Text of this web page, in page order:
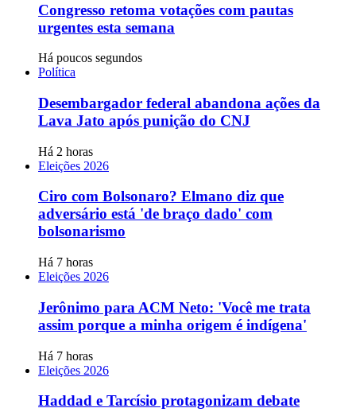
Congresso retoma votações com pautas
urgentes esta semana
Há poucos segundos
Política
Desembargador federal abandona ações da
Lava Jato após punição do CNJ
Há 2 horas
Eleições 2026
Ciro com Bolsonaro? Elmano diz que
adversário está 'de braço dado' com
bolsonarismo
Há 7 horas
Eleições 2026
Jerônimo para ACM Neto: 'Você me trata
assim porque a minha origem é indígena'
Há 7 horas
Eleições 2026
Haddad e Tarcísio protagonizam debate